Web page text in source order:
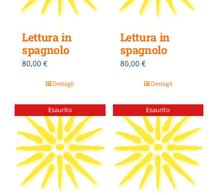
Lettura in
spagnolo
80,00 €
Dettagli
Lettura in
spagnolo
80,00 €
Dettagli
Esaurito Esaurito